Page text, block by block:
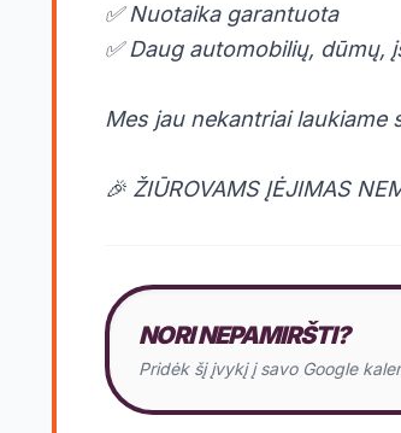
✅ Nuotaika garantuota
✅ Daug automobilių, dūmų,
Mes jau nekantriai laukiame
🎉 ŽIŪROVAMS ĮĖJIMAS
NORI NEPAMIRŠTI?
Pridėk šį įvykį į savo Google